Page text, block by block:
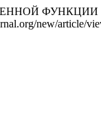
ФУНКЦИИ
new/article/